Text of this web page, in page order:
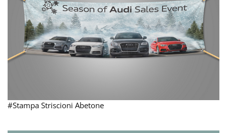
#Stampa Striscioni Abetone